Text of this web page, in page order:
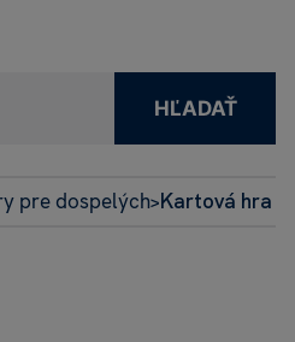
HĽADAŤ
pre dospelých>Kartová hra